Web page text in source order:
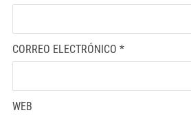
CORREO ELECTRÓNICO *
WEB